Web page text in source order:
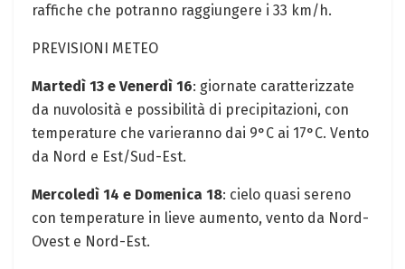
raffiche che potranno raggiungere i 33 km/h.
PREVISIONI METEO
Martedì 13 e Venerdì 16: giornate caratterizzate
da nuvolosità e possibilità di precipitazioni, con
temperature che varieranno dai 9°C ai 17°C. Vento
da Nord e Est/Sud-Est.
Mercoledì 14 e Domenica 18: cielo quasi sereno
con temperature in lieve aumento, vento da Nord-
Ovest e Nord-Est.